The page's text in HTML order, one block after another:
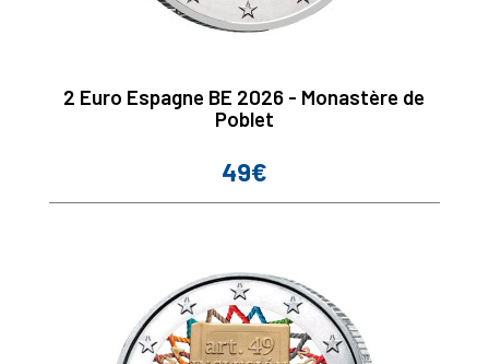
2 Euro Espagne BE 2026 - Monastère de
Poblet
Prix
49€